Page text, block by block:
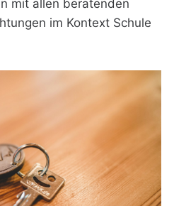
mit allen beratenden
im Kontext Schule